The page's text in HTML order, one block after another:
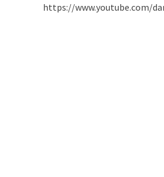
https://www.youtube.com/